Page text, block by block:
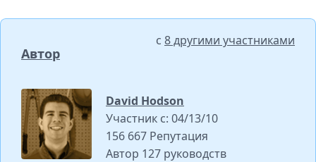
Автор
с 8 другими участниками
David Hodson
Участник с: 04/13/10
156 667 Репутация
Автор 127 руководств